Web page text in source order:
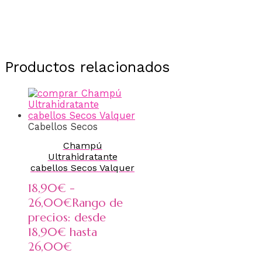
Productos relacionados
Cabellos Secos
Champú
Ultrahidratante
cabellos Secos Valquer
18,90€ -
26,00€Rango de
precios: desde
18,90€ hasta
26,00€